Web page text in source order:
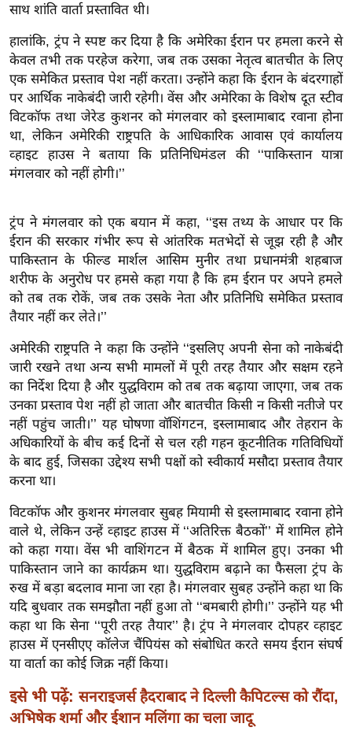
सा
श
ख्सि
य
त
यं
ग
इं
या
सा
हि
त्य
ज
त
ऑ
टो
व
र्ल्ड
न्यू
ज
फ
म
नो
रं
ज
न
ज
ग
त
बॉ
साथ शांति वार्ता प्रस्तावित थी।
हालांकि, ट्रंप ने स्पष्ट कर दिया है कि अमेरिका ईरान पर हमला करने से
केवल तभी तक परहेज करेगा, जब तक उसका नेतृत्व बातचीत के लिए
एक समेकित प्रस्ताव पेश नहीं करता। उन्होंने कहा कि ईरान के बंदरगाहों
पर आर्थिक नाकेबंदी जारी रहेगी। वेंस और अमेरिका के विशेष दूत स्टीव
विटकॉफ तथा जेरेड कुशनर को मंगलवार को इस्लामाबाद रवाना होना
था, लेकिन अमेरिकी राष्ट्रपति के आधिकारिक आवास एवं कार्यालय
व्हाइट हाउस ने बताया कि प्रतिनिधिमंडल की ‘‘पाकिस्तान यात्रा
मंगलवार को नहीं होगी।’’
ट्रंप ने मंगलवार को एक बयान में कहा, ‘‘इस तथ्य के आधार पर कि
ईरान की सरकार गंभीर रूप से आंतरिक मतभेदों से जूझ रही है और
पाकिस्तान के फील्ड मार्शल आसिम मुनीर तथा प्रधानमंत्री शहबाज
शरीफ के अनुरोध पर हमसे कहा गया है कि हम ईरान पर अपने हमले
को तब तक रोकें, जब तक उसके नेता और प्रतिनिधि समेकित प्रस्ताव
तैयार नहीं कर लेते।’’
अमेरिकी राष्ट्रपति ने कहा कि उन्होंने ‘‘इसलिए अपनी सेना को नाकेबंदी
जारी रखने तथा अन्य सभी मामलों में पूरी तरह तैयार और सक्षम रहने
का निर्देश दिया है और युद्धविराम को तब तक बढ़ाया जाएगा, जब तक
उनका प्रस्ताव पेश नहीं हो जाता और बातचीत किसी न किसी नतीजे पर
नहीं पहुंच जाती।’’ यह घोषणा वॉशिंगटन, इस्लामाबाद और तेहरान के
अधिकारियों के बीच कई दिनों से चल रही गहन कूटनीतिक गतिविधियों
के बाद हुई, जिसका उद्देश्य सभी पक्षों को स्वीकार्य मसौदा प्रस्ताव तैयार
करना था।
विटकॉफ और कुशनर मंगलवार सुबह मियामी से इस्लामाबाद रवाना होने
वाले थे, लेकिन उन्हें व्हाइट हाउस में ‘‘अतिरिक्त बैठकों’’ में शामिल होने
को कहा गया। वेंस भी वाशिंगटन में बैठक में शामिल हुए। उनका भी
पाकिस्तान जाने का कार्यक्रम था। युद्धविराम बढ़ाने का फैसला ट्रंप के
रुख में बड़ा बदलाव माना जा रहा है। मंगलवार सुबह उन्होंने कहा था कि
यदि बुधवार तक समझौता नहीं हुआ तो ‘‘बमबारी होगी।’’ उन्होंने यह भी
कहा था कि सेना ‘‘पूरी तरह तैयार’’ है। ट्रंप ने मंगलवार दोपहर व्हाइट
हाउस में एनसीएए कॉलेज चैंपियंस को संबोधित करते समय ईरान संघर्ष
या वार्ता का कोई जिक्र नहीं किया।
इसे भी पढ़ें: सनराइजर्स हैदराबाद ने दिल्ली कैपिटल्स को रौंदा,
अभिषेक शर्मा और ईशान मलिंगा का चला जादू